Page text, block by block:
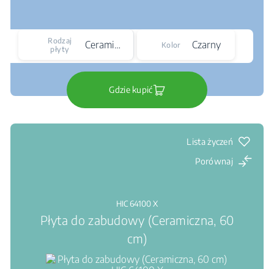
Rodzaj
płyty
Ceramiczna Kolor Czarny
Gdzie kupić
Lista życzeń
Porównaj
HIC 64100 X
Płyta do zabudowy (Ceramiczna, 60
cm)